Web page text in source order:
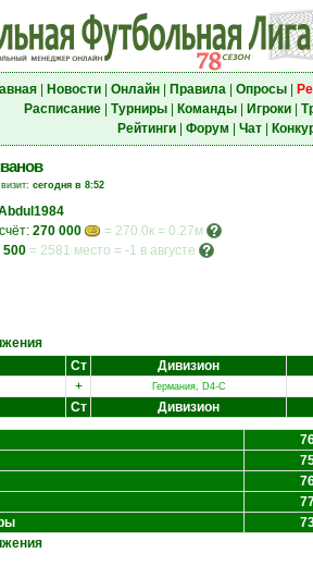
| Новости| Онлайн| Правила| Опросы|
Расписание| Турниры| Команды| Игроки|
Рейтинги| Форум Чат|
сегодня в 8:52
270 000
= 270.0к = 0.27м
500 = 2581 место = -1 в августе
Ст Дивизион
+ Германия, D4-C
Ст Дивизион